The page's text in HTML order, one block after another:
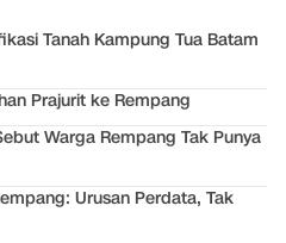
Tanah Kampung Tua Batam
Prajurit ke Rempang
Warga Rempang Tak Punya
Urusan Perdata, Tak